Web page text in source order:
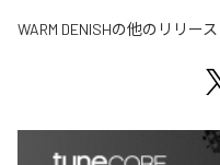
WARM DENISHの他のリリース